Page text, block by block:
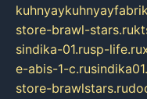
store-brawl-stars.ru
sindika-01.rusp-life.ru
e-abis-1-c.ru
store-brawlstars.ru